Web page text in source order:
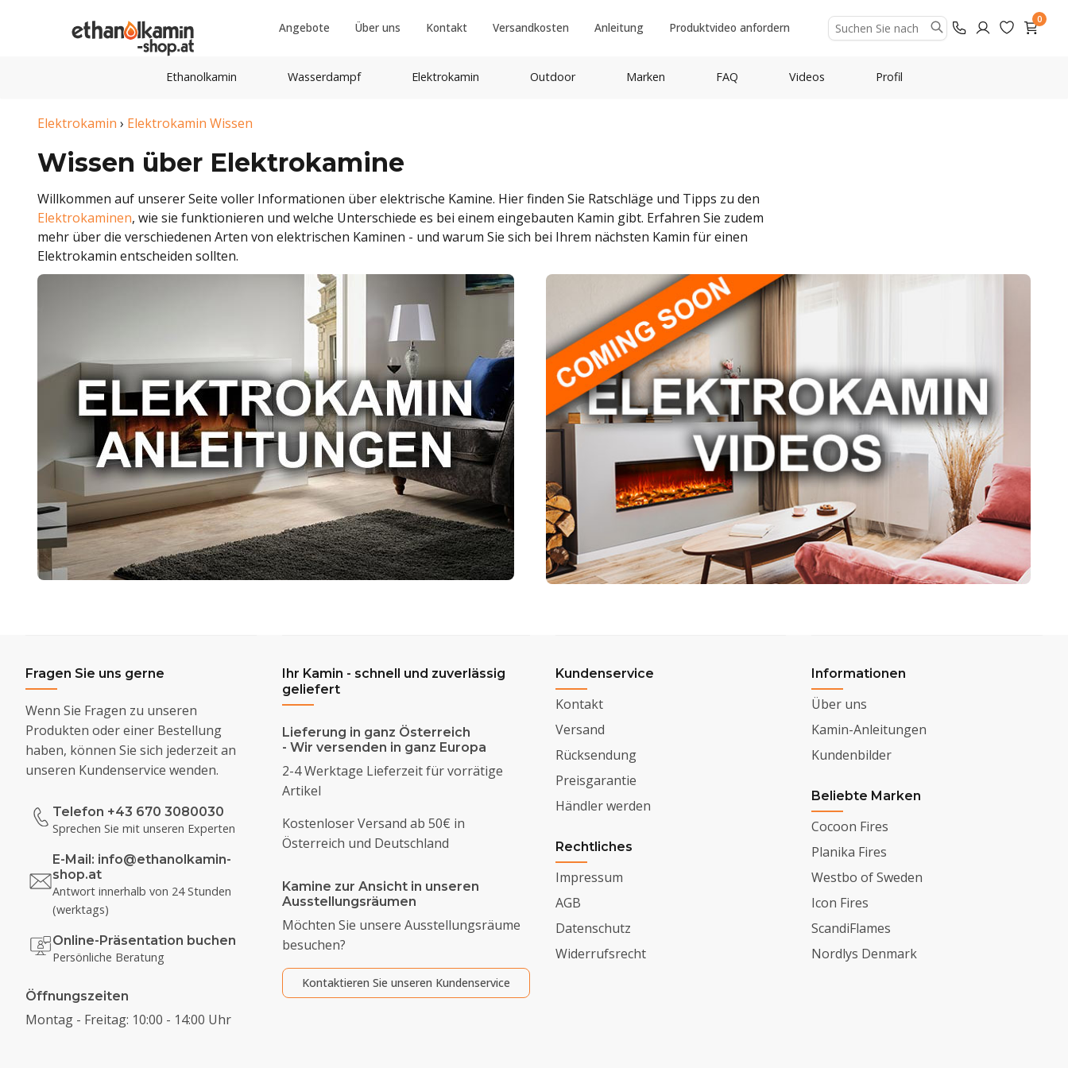
Angebote Über uns Kontakt Versandkosten Anleitung Produktvideo anfordern
0
Ethanolkamin Wasserdampf Elektrokamin Outdoor Marken FAQ Videos Profil
Elektrokamin › Elektrokamin Wissen
Wissen über Elektrokamine
Willkommen auf unserer Seite voller Informationen über elektrische Kamine. Hier finden Sie Ratschläge und Tipps zu den
Elektrokaminen, wie sie funktionieren und welche Unterschiede es bei einem eingebauten Kamin gibt. Erfahren Sie zudem
mehr über die verschiedenen Arten von elektrischen Kaminen - und warum Sie sich bei Ihrem nächsten Kamin für einen
Elektrokamin entscheiden sollten.
Fragen Sie uns gerne
Wenn Sie Fragen zu unseren
Produkten oder einer Bestellung
haben, können Sie sich jederzeit an
unseren Kundenservice wenden.
Telefon +43 670 3080030
Sprechen Sie mit unseren Experten
E-Mail: info@ethanolkamin-
shop.at
Antwort innerhalb von 24 Stunden
(werktags)
Online-Präsentation buchen
Persönliche Beratung
Öffnungszeiten
Montag - Freitag: 10:00 - 14:00 Uhr
Ihr Kamin - schnell und zuverlässig
geliefert
Lieferung in ganz Österreich
- Wir versenden in ganz Europa
2-4 Werktage Lieferzeit für vorrätige
Artikel
Kostenloser Versand ab 50€ in
Österreich und Deutschland
Kamine zur Ansicht in unseren
Ausstellungsräumen
Möchten Sie unsere Ausstellungsräume
besuchen?
Kontaktieren Sie unseren Kundenservice
Kundenservice
Kontakt
Versand
Rücksendung
Preisgarantie
Händler werden
Rechtliches
Impressum
AGB
Datenschutz
Widerrufsrecht
Informationen
Über uns
Kamin-Anleitungen
Kundenbilder
Beliebte Marken
Cocoon Fires
Planika Fires
Westbo of Sweden
Icon Fires
ScandiFlames
Nordlys Denmark